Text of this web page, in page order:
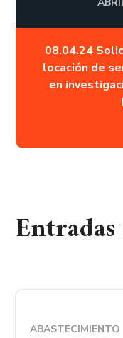
08.04.24
locación de
en
ABASTECIMIENTO